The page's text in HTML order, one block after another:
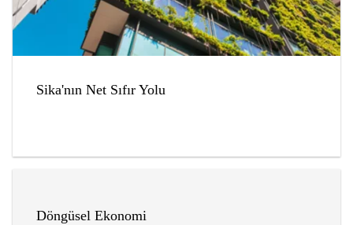
Sika'nın Net Sıfır Yolu
Döngüsel Ekonomi